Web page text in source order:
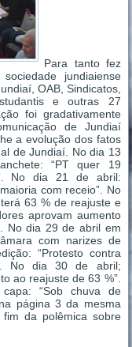
Para tanto fez
jundiaiense
OAB, Sindicatos,
e outras 27
foi gradativamente
de Jundiaí
a evolução dos fatos
de Jundiaí. No dia 13
“PT quer 19
No dia 21 de abril:
com receio”. No
63 % de reajuste e
aprovam aumento
No dia 29 de abril em
com narizes de
“Protesto contra
No dia 30 de abril;
ao reajuste de 63 %”.
“Sob chuva de
página 3 da mesma
da polêmica sobre